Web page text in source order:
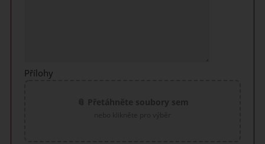
Přílohy